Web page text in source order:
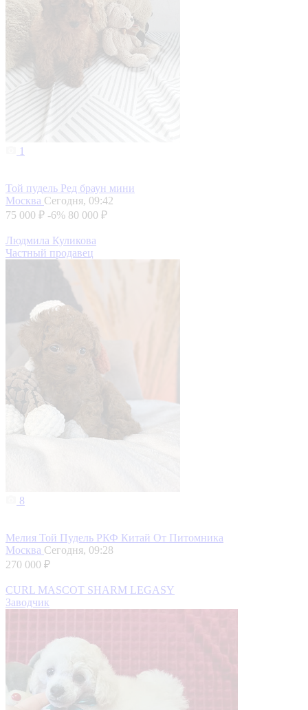
1
Той пудель Ред браун мини
Москва Сегодня, 09:42
75 000 ₽ -6% 80 000 ₽
Людмила Куликова
Частный продавец
8
Мелия Той Пудель РКФ Китай От Питомника
Москва Сегодня, 09:28
270 000 ₽
CURL MASCOT SHARM LEGASY
Заводчик